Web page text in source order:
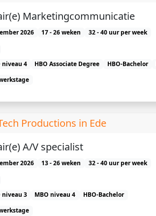
Marketingcommunicatie
2026 17 - 26 weken
32 - 40 uur per week
niveau 4
HBO Associate Degree HBO-Bachelor
Productions in Ede
A/V specialist
2026 13 - 26 weken
32 - 40 uur per week
niveau 3
MBO niveau 4
HBO-Bachelor